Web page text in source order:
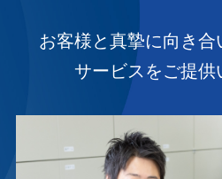
お客様と真摯に向き
サービスをご提供